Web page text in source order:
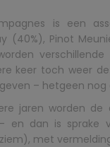
is een
(40%), Pinot
keer toch weer
– hetgeen nog
jaren worden de
en dan is sprake
met